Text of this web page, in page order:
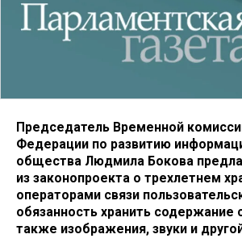
Председатель Временной
Федерации по развитию
общества Людмила Бокова
из законопроекта о трехлетнем
операторами связи
обязанность хранить содержание
также изображения, звуки и